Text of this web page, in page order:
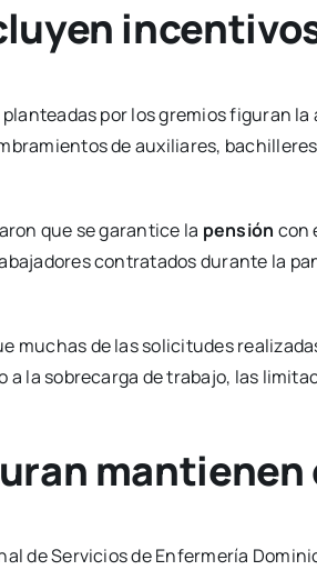
por los gremios figuran
de auxiliares,
que se garantice la pensión con
contratados durante la
muchas de las solicitudes
a la sobrecarga de trabajo, las
de Servicios de Enfermería